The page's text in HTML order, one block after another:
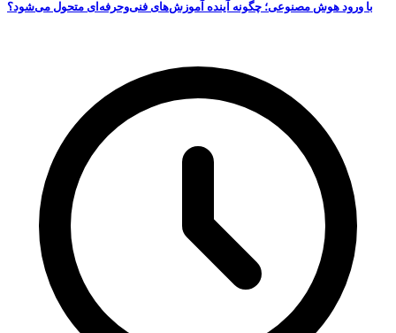
با ورود هوش مصنوعی؛ چگونه آینده آموزش‌های فنی‌وحرفه‌ای متحول می‌شود؟